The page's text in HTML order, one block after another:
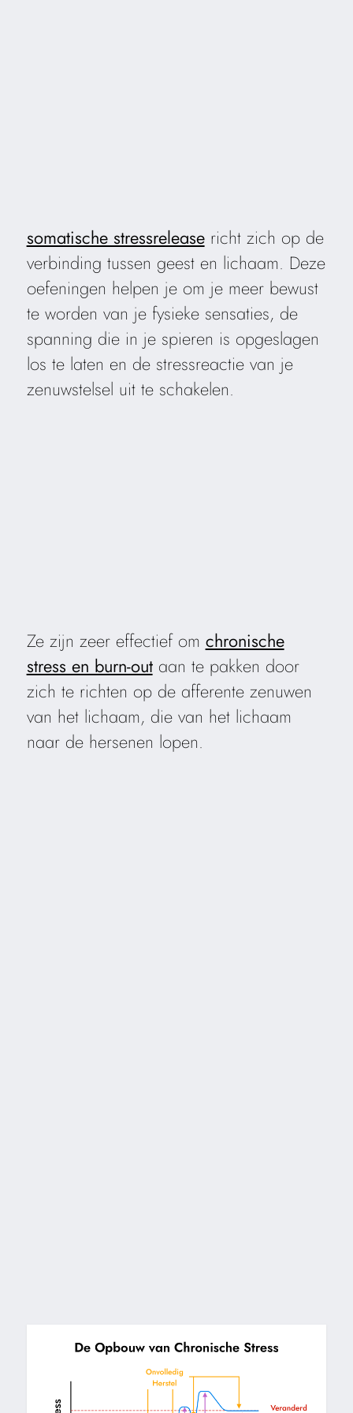
somatische stressreleasericht zich op de
verbinding tussen geest en lichaam. Deze
oefeningen helpen je om je meer bewust
te worden van je fysieke sensaties, de
spanning die in je spieren is opgeslagen
los te laten en de stressreactie van je
zenuwstelsel uit te schakelen.
Ze zijn zeer effectief om chronische
stress en burn-outaan te pakken door
zich te richten op de afferente zenuwen
van het lichaam, die van het lichaam
naar de hersenen lopen.